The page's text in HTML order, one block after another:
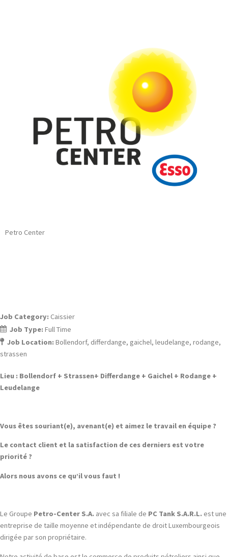
Petro Center
Job Category: Caissier
Job Type: Full Time
Job Location: Bollendorf differdange gaichel leudelange rodange
strassen
Lieu : Bollendorf + Strassen+ Differdange + Gaichel + Rodange +
Leudelange
Vous êtes souriant(e), avenant(e) et aimez le travail en équipe ?
Le contact client et la satisfaction de ces derniers est votre
priorité ?
Alors nous avons ce qu’il vous faut !
Le Groupe Petro-Center S.A. avec sa filiale de PC Tank S.A.R.L. est une
entreprise de taille moyenne et indépendante de droit Luxembourgeois
dirigée par son propriétaire.